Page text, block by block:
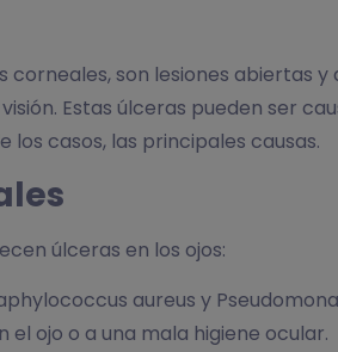
son lesiones abiertas
Estas úlceras pueden ser
casos, las principales causas.
úlceras en los ojos:
aureus y
el ojo o a una mala higiene ocular.